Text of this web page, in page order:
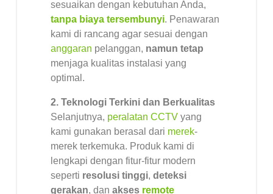
sesuaikan dengan kebutuhan Anda,
tanpa biaya tersembunyi. Penawaran
kami di rancang agar sesuai dengan
anggaran pelanggan, namun tetap
menjaga kualitas instalasi yang
optimal.
2. Teknologi Terkini dan Berkualitas
Selanjutnya, peralatan CCTV yang
kami gunakan berasal dari merek-
merek terkemuka. Produk kami di
lengkapi dengan fitur-fitur modern
seperti resolusi tinggi, deteksi
gerakan, dan akses remote